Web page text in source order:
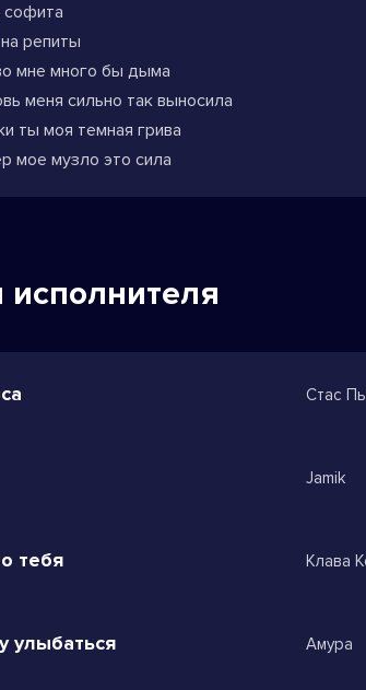
софита
репиты
мне много бы дыма
меня сильно так выносила
ты моя темная грива
мое музло это сила
исполнителя
Стас
Jamik
тебя Клава
улыбаться Амура